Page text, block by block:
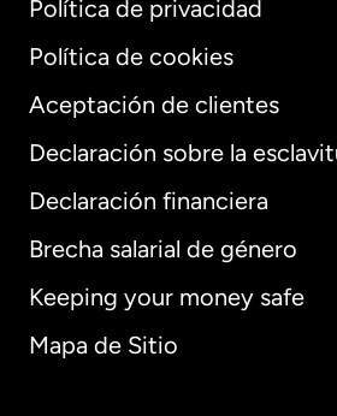
Política de privacidad
Política de cookies
Aceptación de clientes
Declaración sobre la
Declaración financiera
Brecha salarial de género
Keeping your money safe
Mapa de Sitio
Internacional English
Alemania